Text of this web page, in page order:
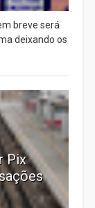
breve será
deixando os
Pix